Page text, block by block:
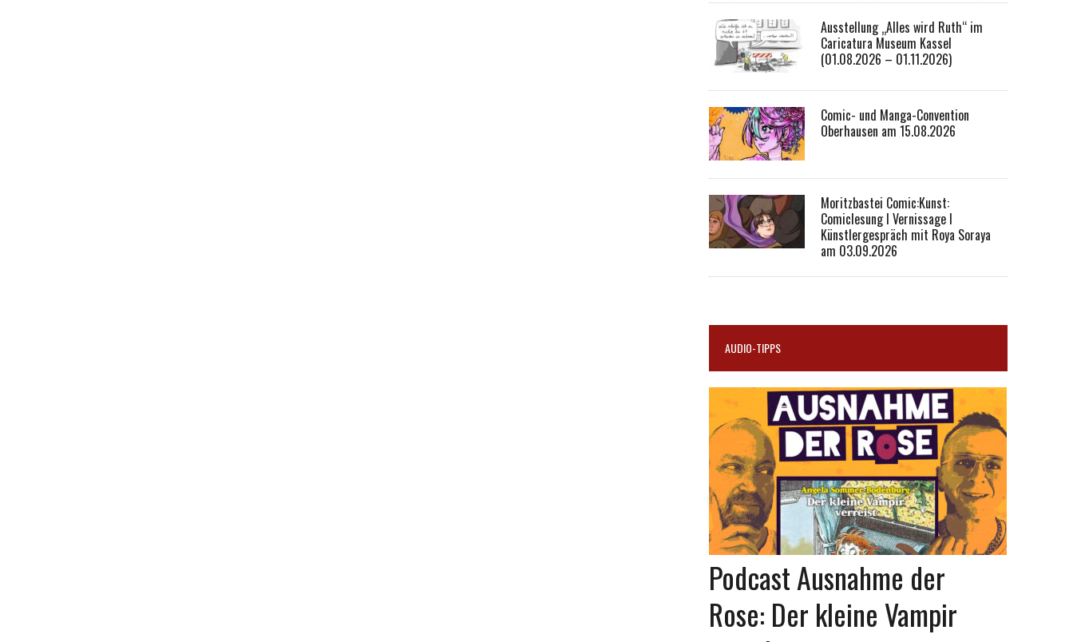
Ausstellung „Alles wird Ruth“ im
Caricatura Museum Kassel
(01.08.2026 – 01.11.2026)
Comic- und Manga-Convention
Oberhausen am 15.08.2026
Moritzbastei Comic:Kunst:
Comiclesung I Vernissage I
Künstlergespräch mit Roya Soraya
am 03.09.2026
AUDIO-TIPPS
Podcast Ausnahme der
Rose: Der kleine Vampir